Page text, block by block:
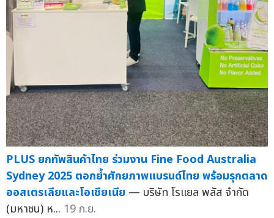
PLUS ยกทัพสินค้าไทย ร่วมงาน Fine Food Australia
Sydney 2025 ตอกย้ำศักยภาพแบรนด์ไทย พร้อมรุกตลาด
ออสเตรเลียและโอเชียเนีย — บริษัท โรแยล พลัส จำกัด
(มหาชน) ห... 19 ก.ย.